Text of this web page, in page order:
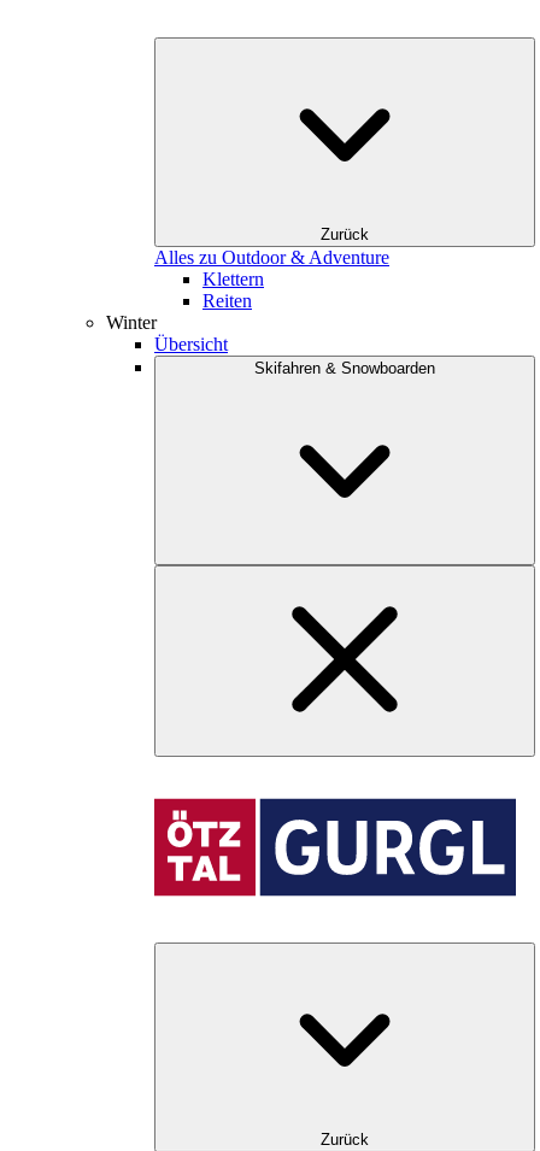
Zurück
Alles zu Outdoor & Adventure
Klettern
Reiten
Winter
Übersicht
Skifahren & Snowboarden
Zurück